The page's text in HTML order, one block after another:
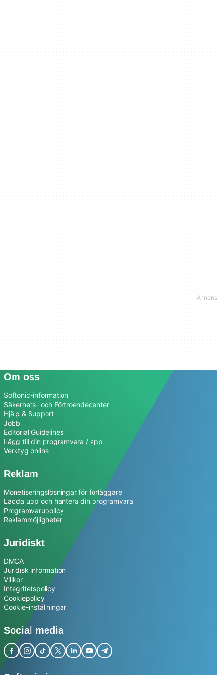
Om oss
Softonic-information
Säkerhets- och Förtroendecenter
Hjälp & Support
Jobb
Editorial Guidelines
Lägg till din programvara / app
Verktyg online
Reklam
Monetiseringslösningar för förläggare
Ladda upp och hantera din programvara
Programvarupolicy
Reklammöjligheter
Juridiskt
DMCA
Juridisk information
Villkor
Integritetspolicy
Cookiepolicy
Cookie-inställningar
Social media